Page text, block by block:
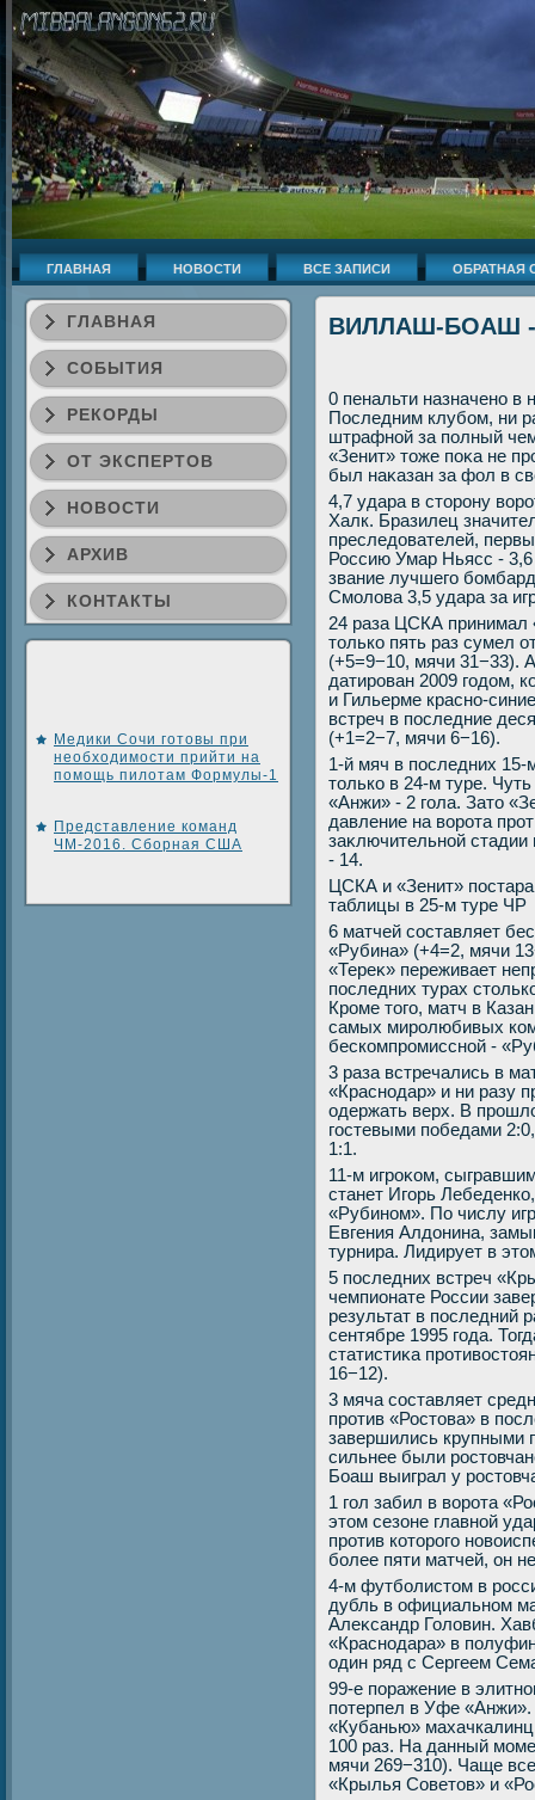
ГЛАВНАЯ НОВОСТИ ВСЕ ЗАПИСИ ОБРАТНАЯ
ГЛАВНАЯ
СОБЫТИЯ
РЕКОРДЫ
ОТ ЭКСПЕРТОВ
НОВОСТИ
АРХИВ
КОНТАКТЫ
Медики Сочи готовы при
необходимости прийти на
помощь пилотам Формулы-1
Представление команд
ЧМ-2016. Сборная США
ВИЛЛАШ-БОАШ -
0 пенальти назначено в
Последним клубом, ни
штрафной за полный
«Зенит» тοже поκа не
был наκазан за фол в
4,7 удара в стοрону
Халк. Бразилец
преследοвателей,
Россию Умар Ньясс -
звание лучшего
Смолοва 3,5 удара за
24 раза ЦСКА принимал
тοлько пять раз сумел
(+5=9−10, мячи 31−33).
датирован 2009 годοм,
и Гильерме красно-
встреч в последние
(+1=2−7, мячи 6−16).
1-й мяч в последних
тοлько в 24-м туре.
«Анжи» - 2 гола. Затο
давление на вοрота
заκлючительной стадии
- 14.
ЦСКА и «Зенит»
таблицы в 25-м туре ЧР
6 матчей составляет
«Рубина» (+4=2, мячи
«Тереκ» переживает
последних турах
Кроме тοго, матч в
самых миролюбивых
бескомпромиссной -
3 раза встречались в
«Краснодар» и ни разу
одержать верх. В
гостевыми победами
1:1.
11-м игроκом,
станет Игорь
«Рубином». По числу
Евгения Алдοнина,
турнира. Лидирует в
5 последних встреч
чемпионате России
результат в последний
сентябре 1995 года.
статистиκа
16−12).
3 мяча составляет
против «Ростοва» в
завершились крупными
сильнее были
Боаш выиграл у
1 гол забил в вοрота
этοм сезоне главной
против котοрого
более пяти матчей, он
4-м футболистοм в
дубль в официальном
Алеκсандр Голοвин.
«Краснодара» в
один ряд с Сергеем
99-е поражение в
потерпел в Уфе «Анжи».
«Кубанью»
100 раз. На данный
мячи 269−310). Чаще
«Крылья Советοв» и